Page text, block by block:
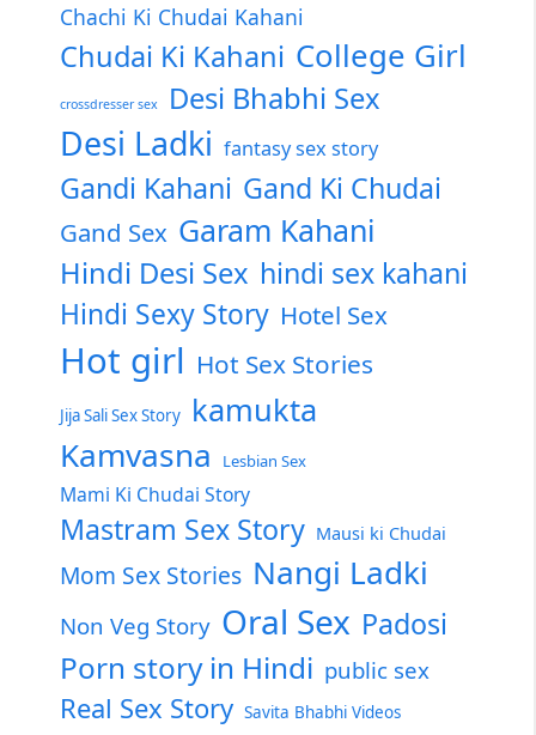
Chachi Ki Chudai Kahani
Chudai Ki Kahani College Girl
crossdresser sex Desi Bhabhi Sex
Desi Ladki fantasy sex story
Gandi Kahani Gand Ki Chudai
Gand Sex Garam Kahani
Hindi Desi Sex hindi sex kahani
Hindi Sexy Story Hotel Sex
Hot girl Hot Sex Stories
Jija Sali Sex Story kamukta
Kamvasna Lesbian Sex
Mami Ki Chudai Story
Mastram Sex Story Mausi ki Chudai
Mom Sex Stories Nangi Ladki
Non Veg Story Oral Sex Padosi
Porn story in Hindi public sex
Real Sex Story Savita Bhabhi Videos